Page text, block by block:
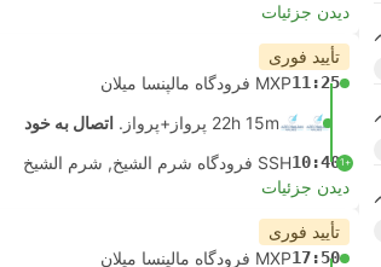
دیدن جزئیات
تأیید فوری
11:25MXP فرودگاه مالپنسا میلان
22h 15m پرواز+پرواز.
اتصال به خود
+1
10:40SSH فرودگاه شرم الشیخ, شرم الشیخ
دیدن جزئیات
تأیید فوری
17:50MXP فرودگاه مالپنسا میلان